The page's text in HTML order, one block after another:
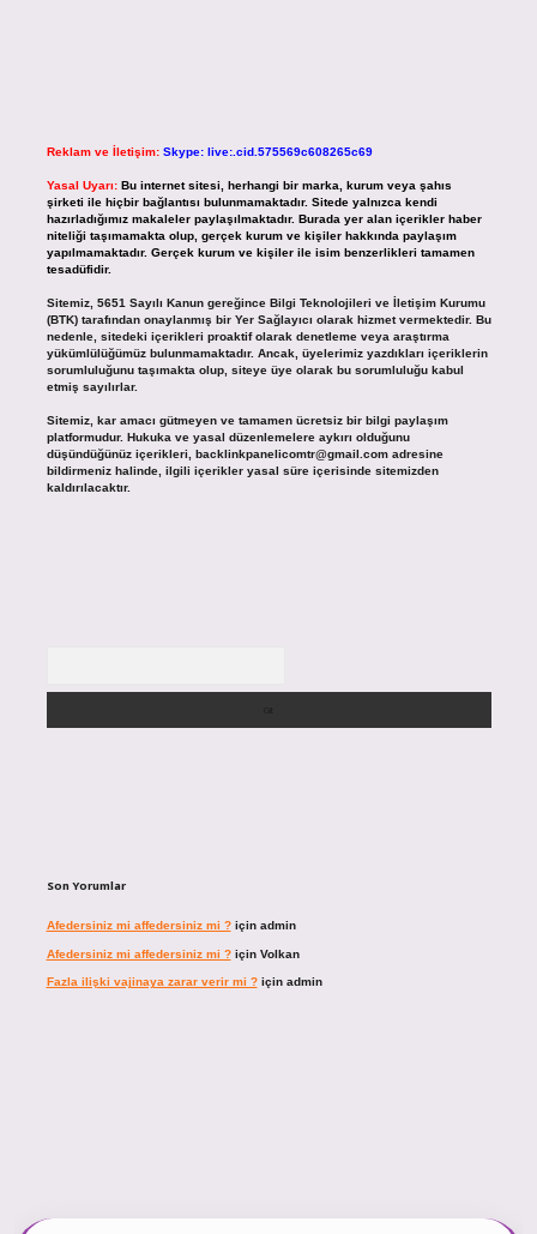
Reklam ve İletişim: Skype: live:.cid.575569c608265c69
Yasal Uyarı: Bu internet sitesi, herhangi bir marka, kurum veya şahıs
şirketi ile hiçbir bağlantısı bulunmamaktadır. Sitede yalnızca kendi
hazırladığımız makaleler paylaşılmaktadır. Burada yer alan içerikler haber
niteliği taşımamakta olup, gerçek kurum ve kişiler hakkında paylaşım
yapılmamaktadır. Gerçek kurum ve kişiler ile isim benzerlikleri tamamen
tesadüfidir.
Sitemiz, 5651 Sayılı Kanun gereğince Bilgi Teknolojileri ve İletişim Kurumu
(BTK) tarafından onaylanmış bir Yer Sağlayıcı olarak hizmet vermektedir. Bu
nedenle, sitedeki içerikleri proaktif olarak denetleme veya araştırma
yükümlülüğümüz bulunmamaktadır. Ancak, üyelerimiz yazdıkları içeriklerin
sorumluluğunu taşımakta olup, siteye üye olarak bu sorumluluğu kabul
etmiş sayılırlar.
Sitemiz, kar amacı gütmeyen ve tamamen ücretsiz bir bilgi paylaşım
platformudur. Hukuka ve yasal düzenlemelere aykırı olduğunu
düşündüğünüz içerikleri, backlinkpanelicomtr@gmail.comadresine
bildirmeniz halinde, ilgili içerikler yasal süre içerisinde sitemizden
kaldırılacaktır.
Son Yorumlar
Afedersiniz mi affedersiniz mi ?için admin
Afedersiniz mi affedersiniz mi ?için Volkan
Fazla ilişki vajinaya zarar verir mi ?için admin